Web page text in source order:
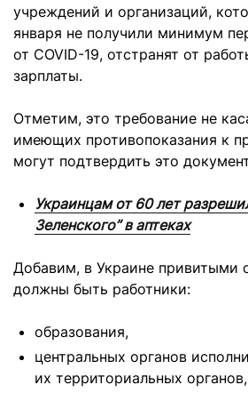
учреждений и организаций,
января не получили минимум
от COVID-19, отстранят от
зарплаты.
Отметим, это требование не
имеющих противопоказания к
могут подтвердить это
Украинцам от 60 лет
Зеленского” в аптеках
Добавим, в Украине привитыми
должны быть работники:
образования,
центральных органов
их территориальных органов,